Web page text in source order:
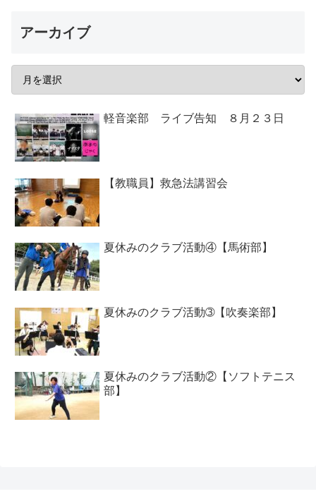
アーカイブ
軽音楽部 ライブ告知 ８月２３日
【教職員】救急法講習会
夏休みのクラブ活動④【馬術部】
夏休みのクラブ活動➂【吹奏楽部】
夏休みのクラブ活動②【ソフトテニス
部】